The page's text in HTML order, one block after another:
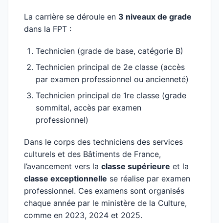
La carrière se déroule en 3 niveaux de grade
dans la FPT :
Technicien (grade de base, catégorie B)
Technicien principal de 2e classe (accès
par examen professionnel ou ancienneté)
Technicien principal de 1re classe (grade
sommital, accès par examen
professionnel)
Dans le corps des techniciens des services
culturels et des Bâtiments de France,
l’avancement vers la classe supérieure et la
classe exceptionnelle se réalise par examen
professionnel. Ces examens sont organisés
chaque année par le ministère de la Culture,
comme en 2023, 2024 et 2025.